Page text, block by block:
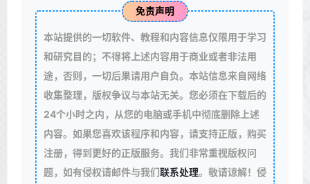
免责声明
本站提供的一切软件、教程和内容信息仅限用于学习
和研究目的；不得将上述内容用于商业或者非法用
途，否则，一切后果请用户自负。本站信息来自网络
收集整理，版权争议与本站无关。您必须在下载后的
24个小时之内，从您的电脑或手机中彻底删除上述
内容。如果您喜欢该程序和内容，请支持正版，购买
注册，得到更好的正版服务。我们非常重视版权问
题，如有侵权请邮件与我们联系处理。敬请谅解！侵